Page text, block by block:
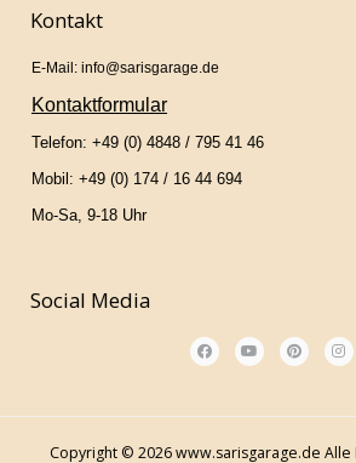
Kontakt
E-Mail: info@sarisgarage.de
Kontaktformular
Telefon: +49 (0) 4848 / 795 41 46
Mobil: +49 (0) 174 / 16 44 694
Mo-Sa, 9-18 Uhr
Social Media
Copyright © 2026 www.sarisgarage.de